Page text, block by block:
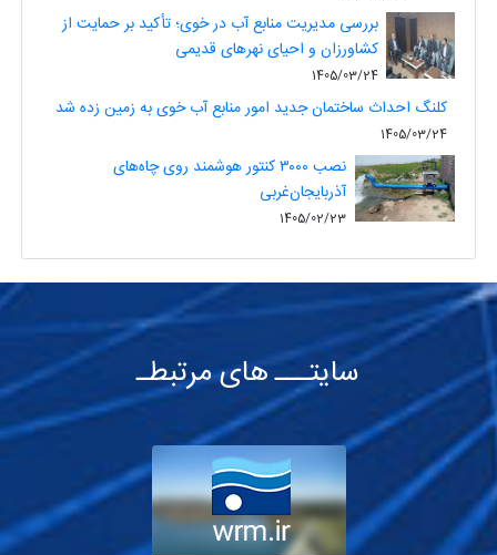
بررسی مدیریت منابع آب در خوی؛ تأکید بر حمایت از
کشاورزان و احیای نهرهای قدیمی
1405/03/24
کلنگ احداث ساختمان جدید امور منابع آب خوی به زمین زده شد
1405/03/24
نصب ۳۰۰۰ کنتور هوشمند روی چاه‌های
آذربایجان‌غربی
1405/02/23
سایتـــ های مرتبطـ